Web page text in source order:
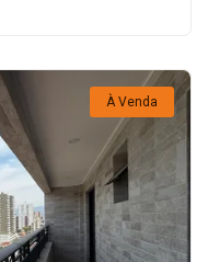
À Venda